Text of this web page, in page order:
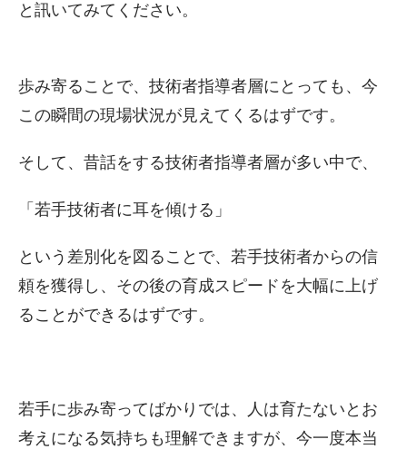
と訊いてみてください。
歩み寄ることで、技術者指導者層にとっても、今
この瞬間の現場状況が見えてくるはずです。
そして、昔話をする技術者指導者層が多い中で、
「若手技術者に耳を傾ける」
という差別化を図ることで、若手技術者からの信
頼を獲得し、その後の育成スピードを大幅に上げ
ることができるはずです。
若手に歩み寄ってばかりでは、人は育たないとお
考えになる気持ちも理解できますが、今一度本当